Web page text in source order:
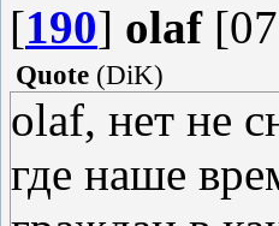
[190] olaf
Quote (DiK)
olaf, нет не
где наше